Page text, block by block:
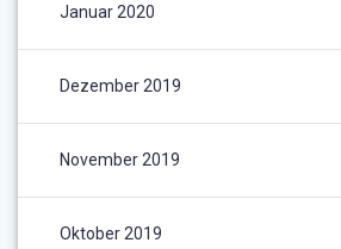
Januar 2020
Dezember 2019
November 2019
Oktober 2019